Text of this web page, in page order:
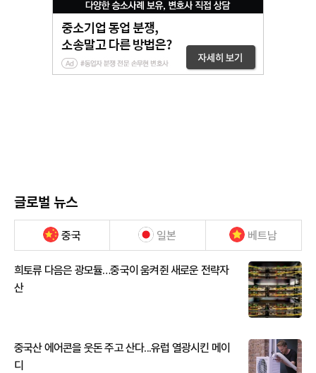
글로벌 뉴스
중국 일본 베트남
희토류 다음은 광모듈…중국이 움켜쥔 새로운 전략자
산
중국산 에어콘을 웃돈 주고 산다...유럽 열광시킨 메이
디